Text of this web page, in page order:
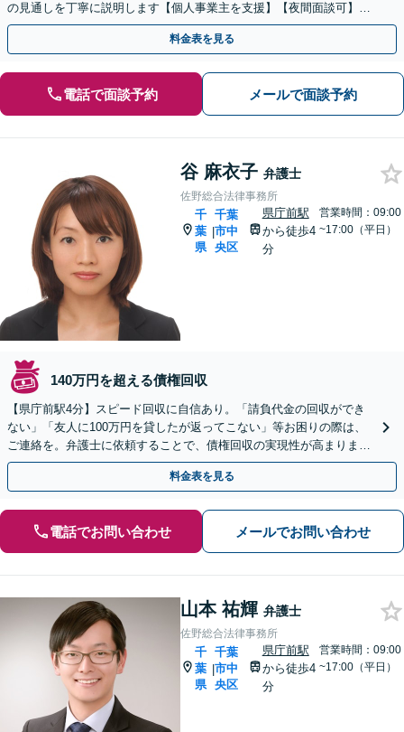
の見通しを丁寧に説明します【個人事業主を支援】【夜間面談可】
【完全個室】【葭川公園駅5分／千葉中央駅10分】
料金表を見る
電話で面談予約 メールで面談予約
谷 麻衣子 弁護士
佐野総合法律事務所
千
葉
県
|
千葉
市中
央区
県庁前駅
から徒歩4
分
営業時間：09:00
~17:00（平日）
140万円を超える債権回収
【県庁前駅4分】スピード回収に自信あり。「請負代金の回収ができ
ない」「友人に100万円を貸したが返ってこない」等お困りの際は、
ご連絡を。弁護士に依頼することで、債権回収の実現性が高まりま
す。【初回相談30分無料】【電話相談実施中】
料金表を見る
電話でお問い合わせ メールでお問い合わせ
山本 祐輝 弁護士
佐野総合法律事務所
千
葉
県
|
千葉
市中
央区
県庁前駅
から徒歩4
分
営業時間：09:00
~17:00（平日）